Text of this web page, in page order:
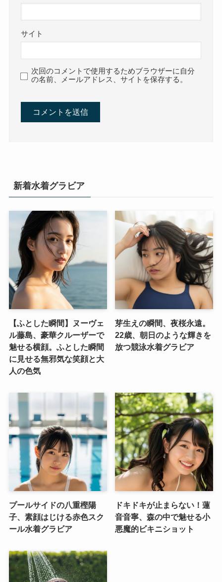
サイト
次回のコメントで使用するためブラウザーに自分
の名前、メールアドレス、サイトを保存する。
新着水着グラビア
【ふとした瞬間】ヌーヴェ
ル藤島、豪華クルーザーで
魅せる横顔。ふとした瞬間
に見せる無邪気な笑顔と大
人の色気
芽生えの瞬間、夜桜永遠。
22歳、朝日のような輝きを
放つ競泳水着グラビア
プールサイドの八重樫陽
子、素顔はじける赤色スク
ール水着グラビア
ドキドキが止まらない！蓮
音音寧、森の中で魅せる小
悪魔的ビキニショット